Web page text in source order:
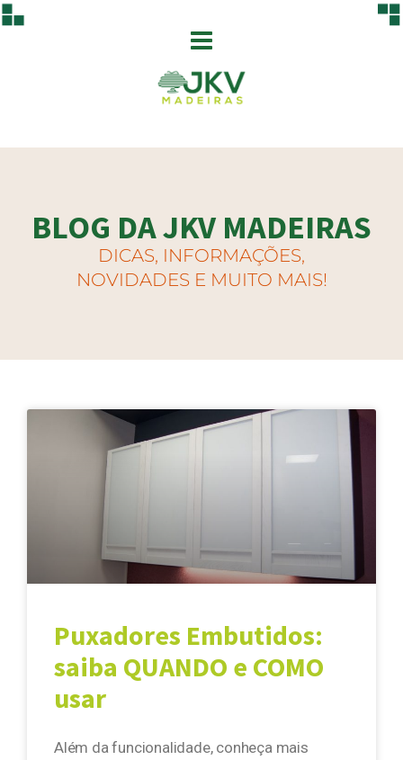
BLOG DA JKV MADEIRAS
DICAS, INFORMAÇÕES,
NOVIDADES E MUITO MAIS!
Puxadores Embutidos:
saiba QUANDO e COMO
usar
Além da funcionalidade, conheça mais